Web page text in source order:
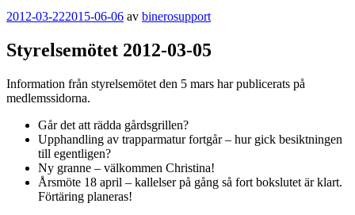
Publicerat
2012-03-222015-06-06 av binerosupport
Styrelsemötet 2012-03-05
Information från styrelsemötet den 5 mars har publicerats på
medlemssidorna.
Går det att rädda gårdsgrillen?
Upphandling av trapparmatur fortgår – hur gick besiktningen
till egentligen?
Ny granne – välkommen Christina!
Årsmöte 18 april – kallelser på gång så fort bokslutet är klart.
Förtäring planeras!